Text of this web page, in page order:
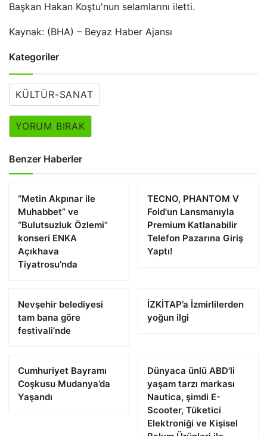
Başkan Hakan Koştu'nun selamlarını iletti.
Kaynak: (BHA) – Beyaz Haber Ajansı
Kategoriler
KÜLTÜR-SANAT
YORUM BIRAK
Benzer Haberler
“Metin Akpınar ile
Muhabbet” ve
“Bulutsuzluk Özlemi”
konseri ENKA
Açıkhava
Tiyatrosu’nda
TECNO, PHANTOM V
Fold'un Lansmanıyla
Premium Katlanabilir
Telefon Pazarına Giriş
Yaptı!
Nevşehir belediyesi
tam bana göre
festivali’nde
İZKİTAP’a İzmirlilerden
yoğun ilgi
Cumhuriyet Bayramı
Coşkusu Mudanya’da
Yaşandı
Dünyaca ünlü ABD'li
yaşam tarzı markası
Nautica, şimdi E-
Scooter, Tüketici
Elektroniği ve Kişisel